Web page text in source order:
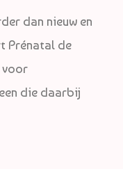
dan nieuw en
Prénatal de
voor
die daarbij